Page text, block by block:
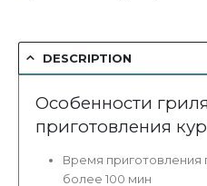
DESCRIPTION
Особенности
приготовления
Время приготовления
более 100 мин